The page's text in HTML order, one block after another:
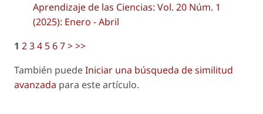
Aprendizaje de las Ciencias: Vol. 20 Núm. 1
(2025): Enero - Abril
1 234 567>>>
También puedeIniciar una búsqueda de similitud
avanzada para este artículo.